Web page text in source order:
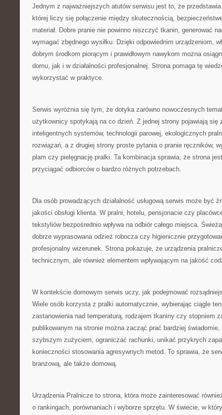
Jednym z najważniejszych atutów serwisu jest to, że
której liczy się połączenie między skutecznością,
materiał. Dobre pranie nie powinno niszczyć tkanin, generować
wymagać zbędnego wysiłku. Dzięki odpowiednim urządzeniom,
dobrym środkom piorącym i prawidłowym nawykom można
domu, jak i w działalności profesjonalnej. Strona pomaga tę
wykorzystać w praktyce.
Serwis wyróżnia się tym, że dotyka zarówno nowoczesnych
użytkownicy spotykają na co dzień. Z jednej strony pojawiają się
inteligentnych systemów, technologii parowej, ekologicznych
rozwiązań, a z drugiej strony proste pytania o pranie ręczników,
plam czy pielęgnację pralki. Ta kombinacja sprawia, że strona
przyciągać odbiorców o bardzo różnych potrzebach.
Dla osób prowadzących działalność usługową serwis może być
jakości obsługi klienta. W pralni, hotelu, pensjonacie czy
tekstyliów bezpośrednio wpływa na odbiór całego miejsca.
dobrze wyprasowana odzież robocza czy higienicznie
profesjonalny wizerunek. Strona pokazuje, że urządzenia
technicznym, ale również elementem wpływającym na jakość
W kontekście domowym serwis uczy, jak podejmować
Wiele osób korzysta z pralki automatycznie, wybierając ciągle
zastanowienia nad temperaturą, rodzajem tkaniny czy stopniem
publikowanym na stronie można zacząć prać bardziej
szybszym zużyciem, ograniczać rachunki, unikać przykrych
konieczności stosowania agresywnych metod. To sprawia, że
branżową, ale także domową.
Urządzenia Pralnicze to strona, która może zainteresować
o rankingach, porównaniach i wyborze sprzętu. W świecie, w